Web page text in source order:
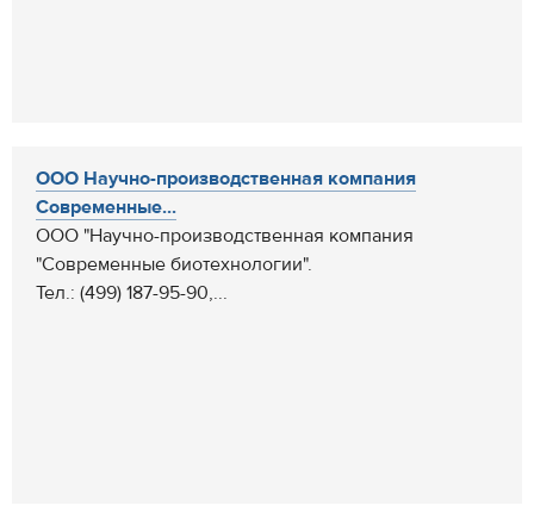
ООО Научно-производственная компания
Современные...
ООО "Научно-производственная компания
"Современные биотехнологии".
Тел.: (499) 187-95-90,...